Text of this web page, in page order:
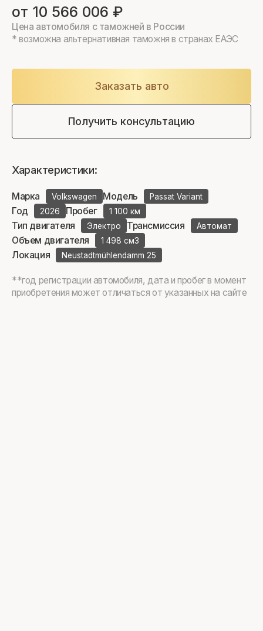
от 10 566 006 ₽
Цена автомобиля с таможней в России
* возможна альтернативная таможня в странах ЕАЭС
Заказать авто
Получить консультацию
Характеристики:
Марка Volkswagen Модель Passat Variant
Год 2026 Пробег 1 100 км
Тип двигателя Электро Трансмиссия Автомат
Объем двигателя 1 498 см3
Локация Neustadtmühlendamm 25
**год регистрации автомобиля, дата и пробег в момент
приобретения может отличаться от указанных на сайте